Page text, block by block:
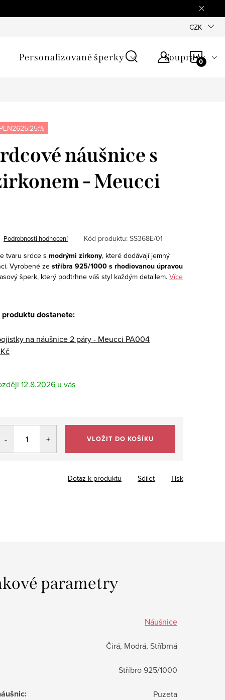
Jak
CZK
Personalizované šperky Soupravy
náušnice s
- Meucci
Podrobnosti hodnocení Kód produktu: SS368E/01
tvaru srdce s modrými zirkony, které dodávají jemný
Vyrobené ze stříbra 925/1000 s rhodiovanou úpravou
šperk, který podtrhne váš styl každým detailem. Více
dostanete:
na náušnice 2 páry - Meucci PA004
12.8.2026
VLOŽIT DO KOŠÍKU
Tisk
Dotaz k produktu Sdílet
parametry
Náušnice
Čirá, Modrá, Stříbrná
Stříbro 925/1000
: Puzeta